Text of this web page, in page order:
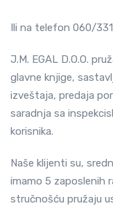
Ili na telefon 060/
J.M. EGAL D.O.O.
glavne knjige,
izveštaja, predaja
saradnja sa
korisnika.
Naše klijenti su,
imamo 5 zaposlenih
stručnošću pružaju